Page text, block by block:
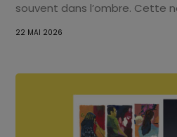
souvent dans l’ombre. Cette
22 MAI 2026